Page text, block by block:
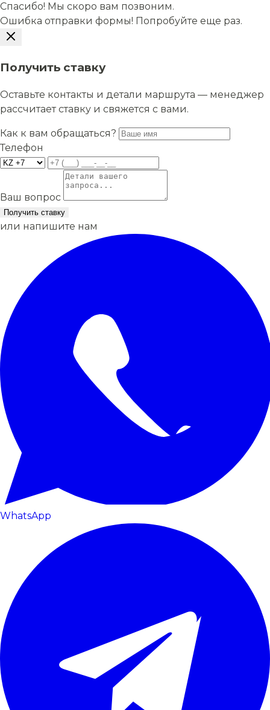
Спасибо! Мы скоро вам позвоним.
Ошибка отправки формы! Попробуйте еще раз.
Получить ставку
Оставьте контакты и детали маршрута — менеджер
рассчитает ставку и свяжется с вами.
Как к вам обращаться?
Телефон
Ваш вопрос
Получить ставку
или напишите нам
WhatsApp